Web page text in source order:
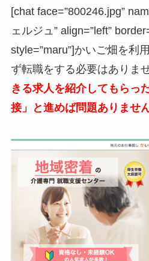
[chat face=”800246.jpg”
ェルジュ” align=”left”
style=”maru”]かいご畑を利
ず転職をする必要はありませ
きる求人を紹介してもらっ
接」と進めば問題ありません